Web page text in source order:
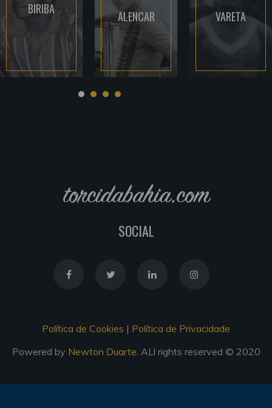
BIRIBA ALENCAR VARETA
torcidabahia.com
SOCIAL
Política de Cookies | Política de Privacidade
Powered by Newton Duarte. ALl rights reserved © 2020